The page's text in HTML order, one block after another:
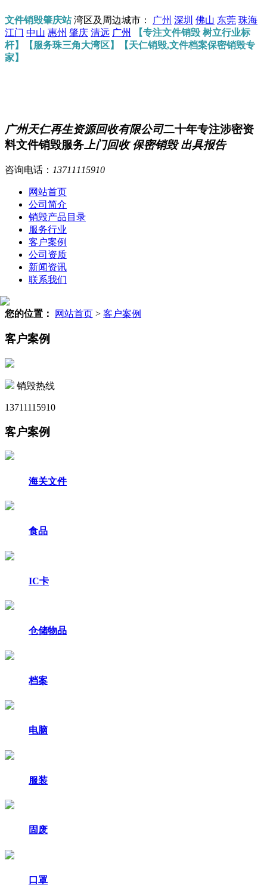
文件销毁肇庆站湾区及周边城市： 广州 深圳 佛山 东莞 珠海
江门 中山 惠州 肇庆 清远 广州
【专注文件销毁 树立行业标
杆】【服务珠三角大湾区】【天仁销毁,文件档案保密销毁专
家】
广州天仁再生资源回收有限公司二十年专注涉密资
料文件销毁服务 上门回收 保密销毁 出具报告
咨询电话： 13711115910
网站首页
公司简介
销毁产品目录
服务行业
客户案例
公司资质
新闻资讯
联系我们
您的位置： 网站首页 > 客户案例
客户案例
销毁热线
13711115910
客户案例
海关文件
食品
IC卡
仓储物品
档案
电脑
服装
固废
口罩